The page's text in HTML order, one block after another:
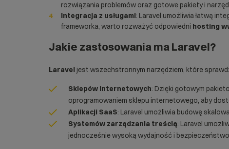
rozwiązania problemów oraz gotowe pakiety i
Integracja z usługami: Laravel umożliwia łatwą
frameworka, warto rozważyć odpowiedni hosting
Jakie zastosowania ma Laravel?
Laravel jest wszechstronnym narzędziem, które
Sklepów internetowych: Dzięki gotowym
oprogramowaniem sklepu internetowego, aby
Aplikacji SaaS: Laravel umożliwia budowę
Systemów zarządzania treścią: Laravel
jednocześnie wysoką wydajność i